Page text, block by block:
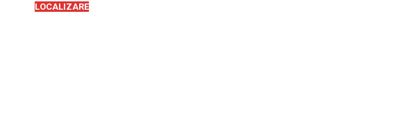
LOCALIZARE